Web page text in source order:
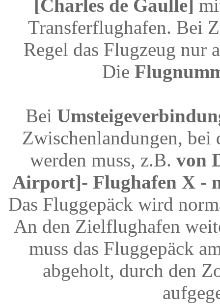
[Charles de Gaulle]
Transferflughafen. Bei
Regel das Flugzeug nur
Die
Bei
Zwischenlandungen, bei
werden muss, z.B. von
Airport]- Flughafen X -
Das Fluggepäck wird
An den Zielflughafen
muss das Fluggepäck
abgeholt, durch den